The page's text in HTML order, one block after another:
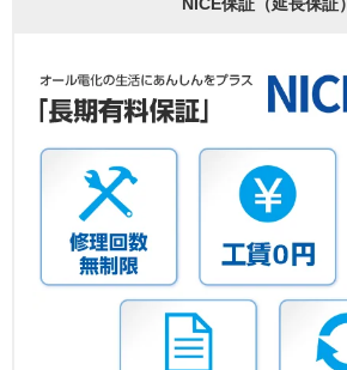
NICE保証（延長保証）